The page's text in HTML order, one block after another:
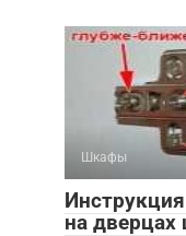
Шкафы
на